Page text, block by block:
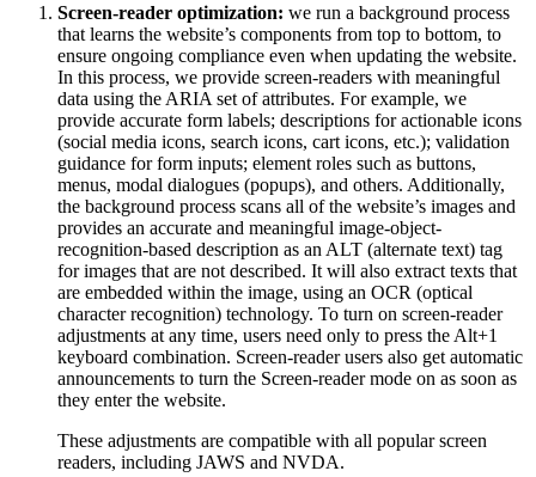
Screen-reader optimization: we run a background process
that learns the website’s components from top to bottom, to
ensure ongoing compliance even when updating the website.
In this process, we provide screen-readers with meaningful
data using the ARIA set of attributes. For example, we
provide accurate form labels; descriptions for actionable icons
(social media icons, search icons, cart icons, etc.); validation
guidance for form inputs; element roles such as buttons,
menus, modal dialogues (popups), and others. Additionally,
the background process scans all of the website’s images and
provides an accurate and meaningful image-object-
recognition-based description as an ALT (alternate text) tag
for images that are not described. It will also extract texts that
are embedded within the image, using an OCR (optical
character recognition) technology. To turn on screen-reader
adjustments at any time, users need only to press the Alt+1
keyboard combination. Screen-reader users also get automatic
announcements to turn the Screen-reader mode on as soon as
they enter the website.
These adjustments are compatible with all popular screen
readers, including JAWS and NVDA.